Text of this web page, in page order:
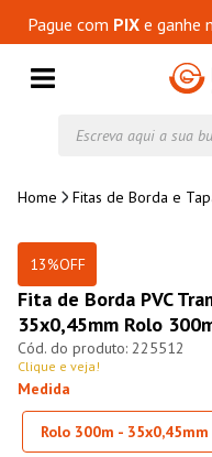
Pague com PIXe ganhe
Fitas de Borda e
13%OFF
Fita de Borda PVC
35x0,45mm Rolo
225512
Clique e veja!
Medida
Rolo 300m - 35x0,45mm